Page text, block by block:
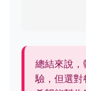
總結來說，
驗，但選對